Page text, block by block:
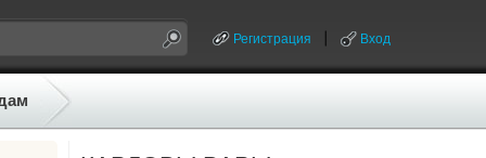
Регистрация Вход